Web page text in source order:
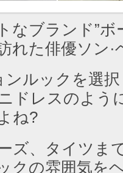
なブランド”ボ
れた俳優ソン·
ンルックを選
ドレスのよう
ね?
ズ、タイツま
クの雰囲気を